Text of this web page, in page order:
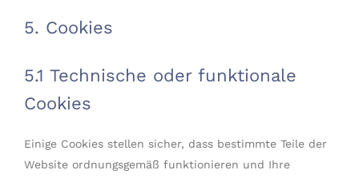
5. Cookies
5.1 Technische oder funktionale
Cookies
Einige Cookies stellen sicher, dass bestimmte Teile der
Website ordnungsgemäß funktionieren und Ihre